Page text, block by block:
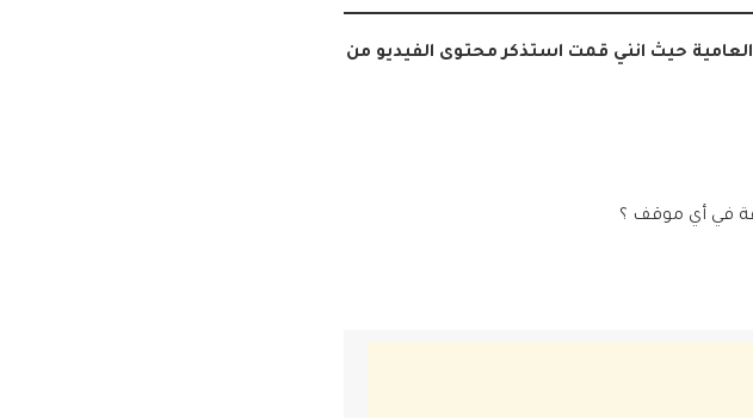
حيث انني قمت استذكر محتوى الفيديو من
في أي موقف ؟